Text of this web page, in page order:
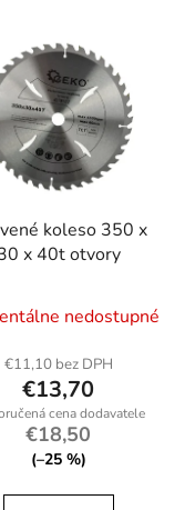
koleso 350 x
x 40t otvory
nedostupné
€11,10 bez DPH
€13,70
€18,50
(–25 %)